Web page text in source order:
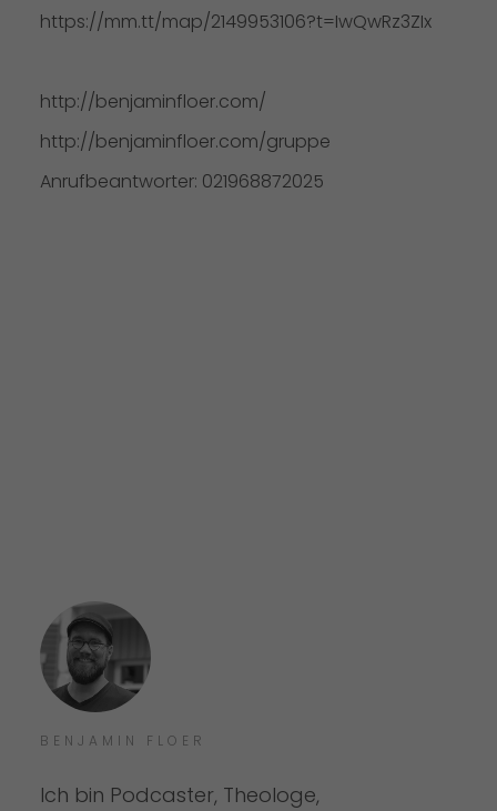
https://mm.tt/map/2149953106?t=IwQwRz3ZIx
http://benjaminfloer.com/
http://benjaminfloer.com/gruppe
Anrufbeantworter: 021968872025
BENJAMIN FLOER
Ich bin Podcaster, Theologe,